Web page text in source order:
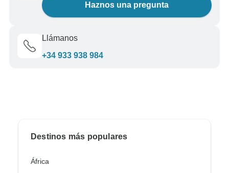
Haznos una pregunta
Llámanos
+34 933 938 984
Destinos más populares
África